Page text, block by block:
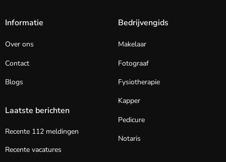
Informatie
Over ons
Contact
Blogs
Laatste berichten
Recente 112 meldingen
Recente vacatures
Bedrijvengids
Makelaar
Fotograaf
Fysiotherapie
Kapper
Pedicure
Notaris